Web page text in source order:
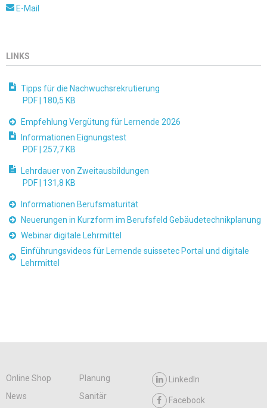
E-Mail
LINKS
Tipps für die Nachwuchsrekrutierung
PDF | 180,5 KB
Empfehlung Vergütung für Lernende 2026
Informationen Eignungstest
PDF | 257,7 KB
Lehrdauer von Zweitausbildungen
PDF | 131,8 KB
Informationen Berufsmaturität
Neuerungen in Kurzform im Berufsfeld Gebäudetechnikplanung
Webinar digitale Lehrmittel
Einführungsvideos für Lernende suissetec Portal und digitale
Lehrmittel
Online Shop
Planung
News
Sanitär
LinkedIn
Facebook